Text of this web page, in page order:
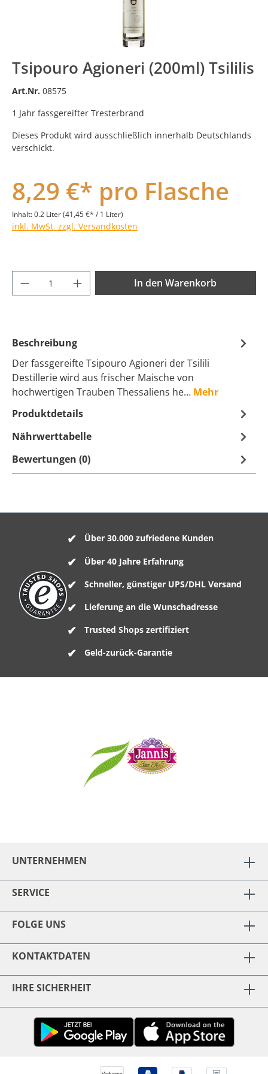
Tsipouro Agioneri (200ml) Tsililis
Art.Nr. 08575
1 Jahr fassgereifter Tresterbrand
Dieses Produkt wird ausschließlich innerhalb Deutschlands
verschickt.
8,29 €* pro Flasche
Inhalt:0.2 Liter(41,45 €* / 1 Liter)
inkl. MwSt. zzgl. Versandkosten
Produkt Anzahl: Gib den gewünschten
In den Warenkorb
Beschreibung
Der fassgereifte Tsipouro Agioneri der Tsilili
Destillerie wird aus frischer Maische von
hochwertigen Trauben Thessaliens he… Mehr
Produktdetails
Nährwerttabelle
Bewertungen (0)
Über 30.000 zufriedene Kunden
Über 40 Jahre Erfahrung
Schneller, günstiger UPS/DHL Versand
Lieferung an die Wunschadresse
Trusted Shops zertifiziert
Geld-zurück-Garantie
UNTERNEHMEN
SERVICE
FOLGE UNS
KONTAKTDATEN
IHRE SICHERHEIT